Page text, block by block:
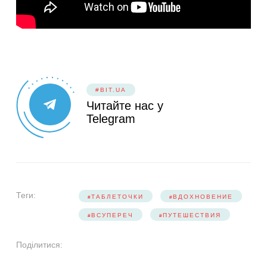
#BIT.UA
Читайте нас у
Telegram
Теги: TАБЛЕТОЧКИ ВДОХНОВЕНИЕ
ВСУПЕРЕЧ ПУТЕШЕСТВИЯ
Поділитися: